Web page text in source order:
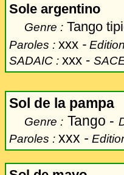
Sole argentino
Genre : Tango
Paroles : xxx -
SADAIC : xxx -
Sol de la pampa
Genre : Tango -
Paroles : xxx -